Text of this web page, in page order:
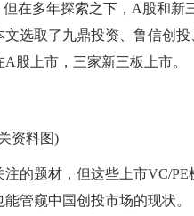
在多年探索之下，A股和新
选取了九鼎投资、鲁信创投
股上市，三家新三板上市。
资料图)
的题材，但这些上市VC/PE
管窥中国创投市场的现状。